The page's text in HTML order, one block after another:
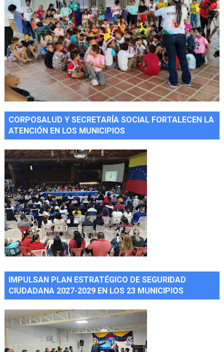
CORPOSALUD Y SECRETARÍA SOCIAL FORTALECEN LA
ATENCIÓN EN LOS MUNICIPIOS
IMPULSAN PLAN ESTRATÉGICO DE SEGURIDAD
CIUDADANA 2027-2029 EN LOS 23 MUNICIPIOS